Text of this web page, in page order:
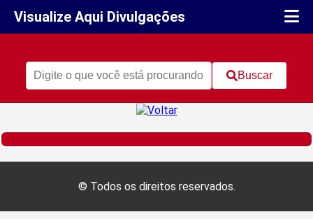
Visualize Aqui Divulgações
Buscar
© Todos os direitos reservados.